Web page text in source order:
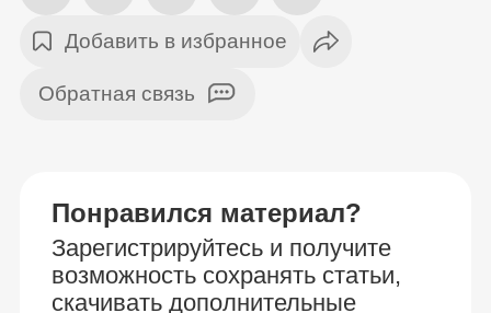
Добавить в избранное
Обратная связь
Понравился материал?
Зарегистрируйтесь и получите
возможность сохранять статьи,
скачивать дополнительные